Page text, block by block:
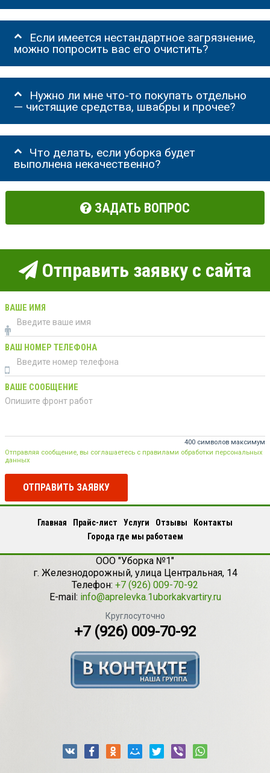
Если имеется нестандартное загрязнение,
можно попросить вас его очистить?
Нужно ли мне что-то покупать отдельно
— чистящие средства, швабры и прочее?
Что делать, если уборка будет
выполнена некачественно?
ЗАДАТЬ ВОПРОС
Отправить заявку с сайта
ВАШЕ ИМЯ
ВАШ НОМЕР ТЕЛЕФОНА
ВАШЕ СООБЩЕНИЕ
400 символов максимум
Отправляя сообщение, вы соглашаетесь с правилами обработки персональных
данных
ОТПРАВИТЬ ЗАЯВКУ
Главная Прайс-лист Услуги Отзывы
Контакты
Города где мы работаем
ООО "Уборка №1"
г. Железнодорожный, улица Центральная, 14
Телефон: +7 (926) 009-70-92
E-mail: info@aprelevka.1uborkakvartiry.ru
Круглосуточно
+7 (926) 009-70-92